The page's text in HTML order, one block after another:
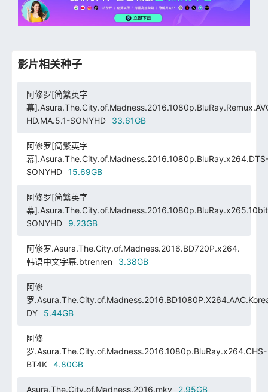
影片相关种子
阿修罗[简繁英字
幕
HD.MA.5.1-SONYHD
33.61GB
阿修罗[简繁英字
幕
SONYHD
15.69GB
阿修罗[简繁英字
幕
SONYHD
9.23GB
阿修罗.Asura.The.City.of.Madness.2016.BD720P.x264.
韩语中文字幕.btrenren
3.38GB
阿修
罗
DY
5.44GB
阿修
罗.Asura.The.City.of.Madness.2016.1080p.BluRay.x264.CHS-
BT4K
4.80GB
Asura.The.City.of.Madness.2016.mkv 2.95GB